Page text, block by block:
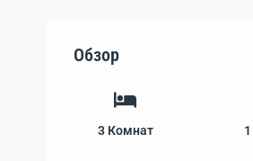
Обзор
3 Комнат 1